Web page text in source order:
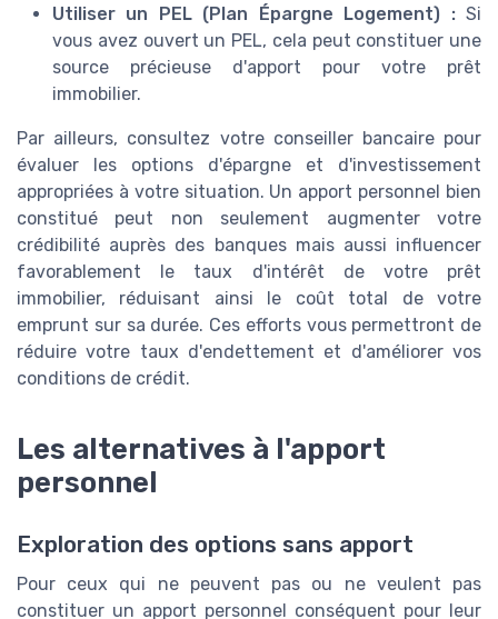
Utiliser un PEL (Plan Épargne Logement) :Si
vous avez ouvert un PEL, cela peut constituer une
source précieuse d'apport pour votre prêt
immobilier.
Par ailleurs, consultez votre conseiller bancaire pour
évaluer les options d'épargne et d'investissement
appropriées à votre situation. Un apport personnel bien
constitué peut non seulement augmenter votre
crédibilité auprès des banques mais aussi influencer
favorablement le taux d'intérêt de votre prêt
immobilier, réduisant ainsi le coût total de votre
emprunt sur sa durée. Ces efforts vous permettront de
réduire votre taux d'endettement et d'améliorer vos
conditions de crédit.
Les alternatives à l'apport
personnel
Exploration des options sans apport
Pour ceux qui ne peuvent pas ou ne veulent pas
constituer un apport personnel conséquent pour leur